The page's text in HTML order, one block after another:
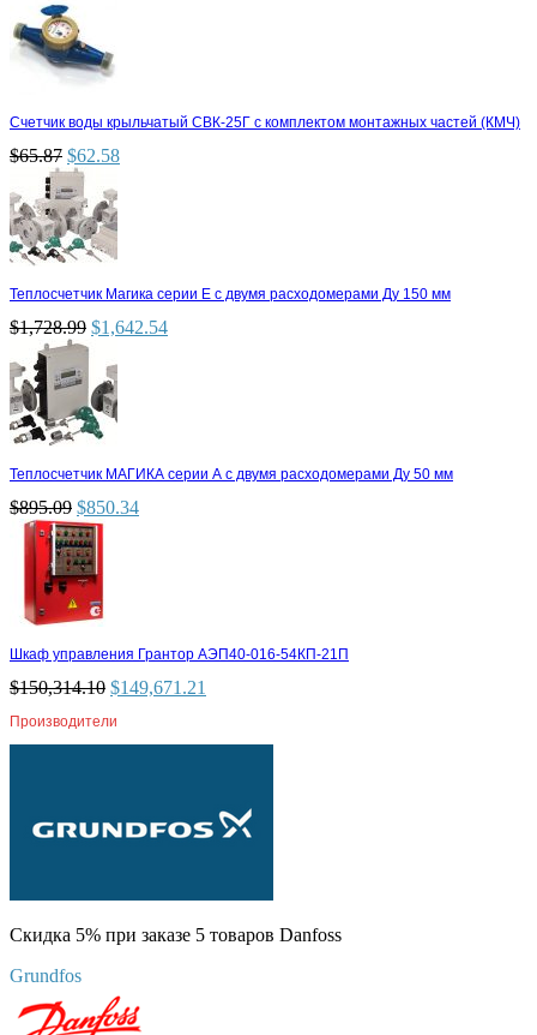
Счетчик воды крыльчатый СВК-25Г с комплектом монтажных частей (КМЧ)
$65.87 $62.58
Теплосчетчик Магика серии Е с двумя расходомерами Ду 150 мм
$1,728.99 $1,642.54
Теплосчетчик МАГИКА серии А с двумя расходомерами Ду 50 мм
$895.09 $850.34
Шкаф управления Грантор АЭП40-016-54КП-21П
$150,314.10 $149,671.21
Производители
Скидка 5% при заказе 5 товаров Danfoss
Grundfos